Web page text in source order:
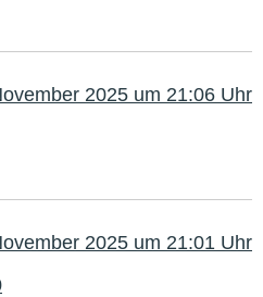
2025 um 21:06 Uhr
2025 um 21:01 Uhr